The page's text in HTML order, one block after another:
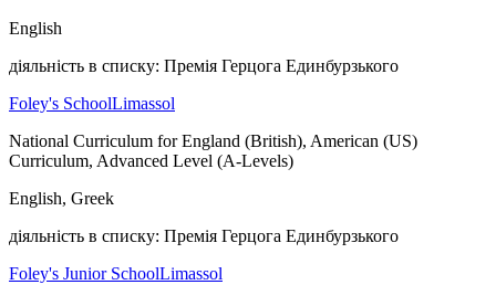
English
діяльність в списку: Премія Герцога Единбурзького
Foley's SchoolLimassol
National Curriculum for England (British), American (US)
Curriculum, Advanced Level (A-Levels)
English, Greek
діяльність в списку: Премія Герцога Единбурзького
Foley's Junior SchoolLimassol